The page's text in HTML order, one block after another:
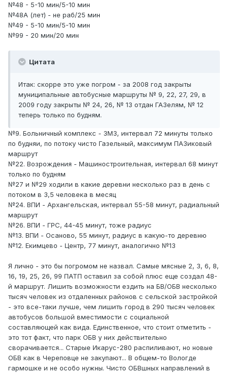
№48 - 5-10 мин/5-10 мин
№48А (лет) - не раб/25 мин
№49 - 5-10 мин/5-10 мин
№99 - 20 мин/20 мин
Цитата
Итак: скорре это уже погром - за 2008 год закрыты
муниципальные автобусные маршруты № 9, 22, 27, 29, в
2009 году закрыты № 24, 26, № 13 отдан ГАЗелям, № 12
теперь только по будням.
№9. Больничный комплекс - ЗМЗ, интервал 72 минуты только
по будняи, по потоку чисто Газельный, максимум ПАЗиковый
маршрут
№22. Возрождения - Машиностроительная, интервал 68 минут
только по будням
№27 и №29 ходили в какие деревни несколько раз в день с
потоком в 3,5 человека в месяц
№24. ВПИ - Архангельская, интервал 55-58 минут, радиальный
маршрут
№26. ВПИ - ГРС, 44-45 минут, тоже радиус
№13. ВПИ - Осаново, 55 минут, радиус в какую-то деревню
№12. Екимцево - Центр, 77 минут, аналогично №13
Я лично - это бы погромом не назвал. Самые мясные 2, 3, 6, 8,
16, 19, 25, 26, 99 ПАТП оставил за собой плюс еще создал 48-
й маршрут. Лишить возможности ездить на БВ/ОБВ несколько
тысяч человек из отдаленных районов с сельской застройкой
- это все-таки лучше, чем лишить город в 290 тысяч человек
автобусов большой вместимости с социальной
составляющей как вида. Единственное, что стоит отметить -
это тот факт, что парк ОБВ у них действительно
сворачивается... Старые Икарус-280 распиливают, но новые
ОБВ как в Череповце не закупают... В общем-то Вологде
гармошке и не особо нужны. Чисто ОБВшных направлений в